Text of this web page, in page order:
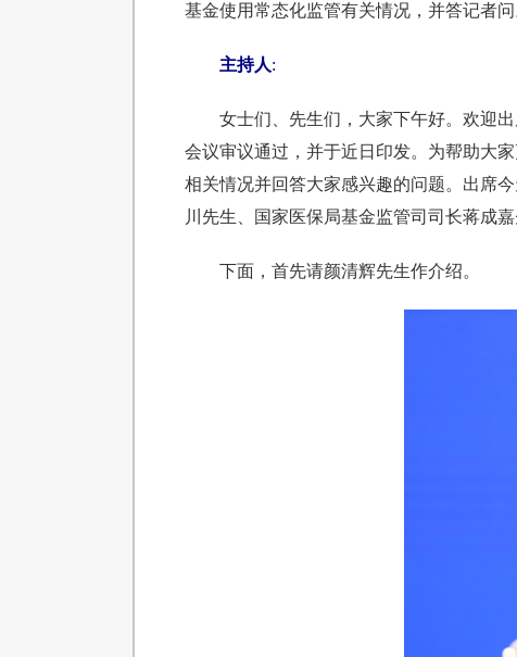
基金使用常态化监管有关情况，并答记者问
主持人:
女士们、先生们，大家下午好。欢迎
会议审议通过，并于近日印发。为帮助大
相关情况并回答大家感兴趣的问题。出席
川先生、国家医保局基金监管司司长蒋成
下面，首先请颜清辉先生作介绍。